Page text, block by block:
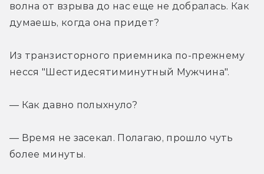
волна от взрыва до нас еще не добралась. Как
думаешь, когда она придет?
Из транзисторного приемника по-прежнему
несся "Шестидесятиминутный Мужчина".
— Как давно полыхнуло?
— Время не засекал. Полагаю, прошло чуть
более минуты.